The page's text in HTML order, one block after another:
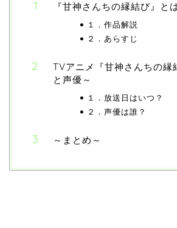
『甘神さんちの縁結び』と
１．作品解説
２．あらすじ
TVアニメ『甘神さんちの縁
と声優～
１．放送日はいつ？
２．声優は誰？
～まとめ～